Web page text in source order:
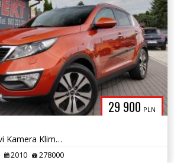
29 900 PLN
Salon Polska 4x4 Navi Kamera Klimatronik
2010 278000